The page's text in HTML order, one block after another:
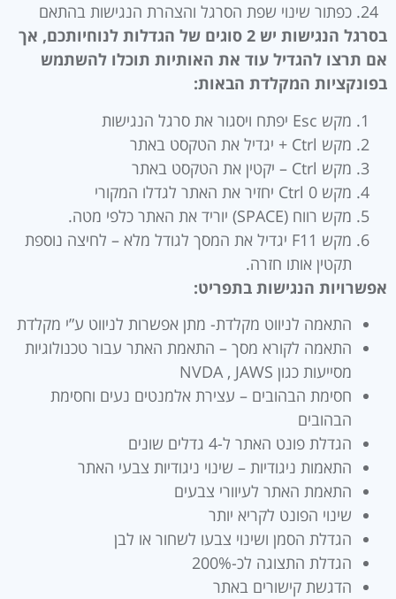
כפתור שינוי שפת הסרגל והצהרת הנגישות בהתאם
בסרגל הנגישות יש
סוגים של הגדלות לנוחיותכם, אך
אם תרצו להגדיל עוד את האותיות תוכלו להשתמש
בפונקציות המקלדת הבאות:
מקש Esc יפתח ויסגור את סרגל הנגישות
מקש Ctrl + יגדיל את הטקסט באתר
מקש Ctrl – יקטין את הטקסט באתר
מקש Ctrl 0 יחזיר את האתר לגדלו המקורי
מקש רווח (SPACE) יוריד את האתר כלפי מטה.
מקש F11 יגדיל את המסך לגודל מלא – לחיצה נוספת
תקטין אותו חזרה.
אפשרויות הנגישות בתפריט:
התאמה לניווט מקלדת- מתן אפשרות לניווט ע”י מקלדת
התאמה לקורא מסך – התאמת האתר עבור טכנולוגיות
מסייעות כגון NVDA , JAWS
חסימת הבהובים – עצירת אלמנטים נעים וחסימת
הבהובים
הגדלת פונט האתר ל-4 גדלים שונים
התאמות ניגודיות – שינוי ניגודיות צבעי האתר
התאמת האתר לעיוורי צבעים
שינוי הפונט לקריא יותר
הגדלת הסמן ושינוי צבעו לשחור או לבן
הגדלת התצוגה לכ-200%
הדגשת קישורים באתר